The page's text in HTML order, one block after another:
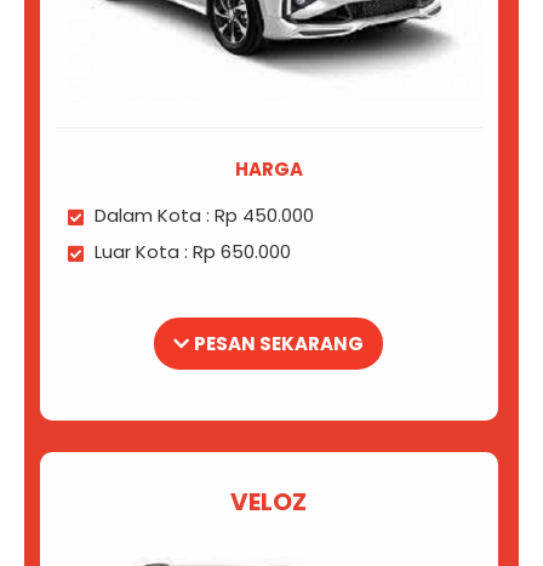
HARGA
Dalam Kota : Rp 450.000
Luar Kota : Rp 650.000
PESAN SEKARANG
VELOZ